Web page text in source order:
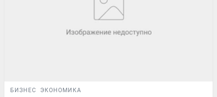
БИЗНЕС ЭКОНОМИКА